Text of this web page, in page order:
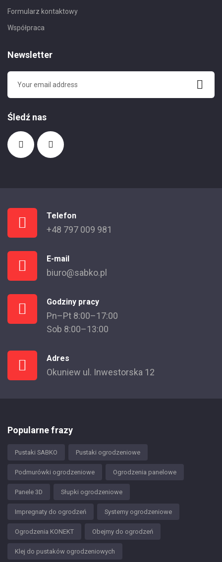
Formularz kontaktowy
Współpraca
Newsletter
Śledź nas
Telefon
+48 797 009 981
E-mail
biuro@sabko.pl
Godziny pracy
Pn–Pt 8:00–17:00
Sob 8:00–13:00
Adres
Okuniew ul. Inwestorska 12
Popularne frazy
Pustaki SABKO Pustaki ogrodzeniowe
Podmurówki ogrodzeniowe Ogrodzenia panelowe
Panele 3D Słupki ogrodzeniowe
Impregnaty do ogrodzeń Systemy ogrodzeniowe
Ogrodzenia KONEKT Obejmy do ogrodzeń
Klej do pustaków ogrodzeniowych